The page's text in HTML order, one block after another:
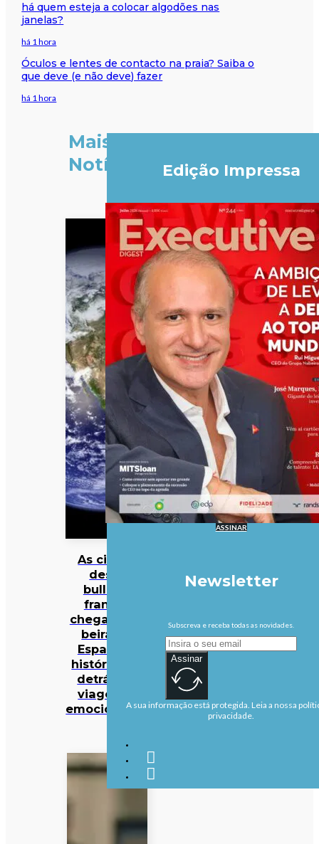
há quem esteja a colocar algodões nas
janelas?
há 1 hora
Óculos e lentes de contacto na praia? Saiba o
que deve (e não deve) fazer
há 1 hora
Mais
Notícias
As cinzas
deste
bulldog
francês
chegaram à
beira do
Espaço. A
história por
detrás da
viagem é
emocionante
Edição Impressa
ASSINAR
Newsletter
Subscreva e receba todas as novidades.
Assinar
A sua informação está protegida. Leia a nossa
privacidade.